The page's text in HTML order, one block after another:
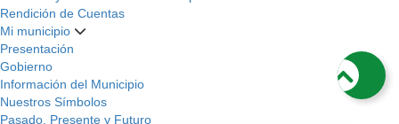
Rendición de Cuentas
Mi municipio
Presentación
Gobierno
Información del Municipio
Nuestros Símbolos
Pasado, Presente y Futuro